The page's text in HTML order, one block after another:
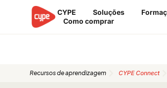
CYPE Soluções
Como comprar
Recursos de aprendizagem CYPE Connect